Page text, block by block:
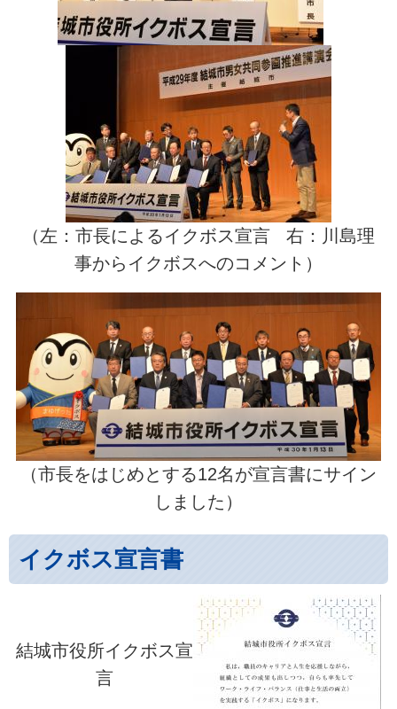
（左：市長によるイクボス宣言 右：川島理
事からイクボスへのコメント）
（市長をはじめとする12名が宣言書にサイン
しました）
イクボス宣言書
結城市役所イクボス宣
言